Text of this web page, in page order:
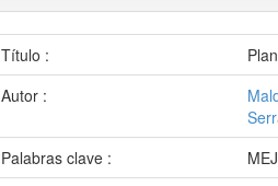
Título :
Autor :
Palabras clave :